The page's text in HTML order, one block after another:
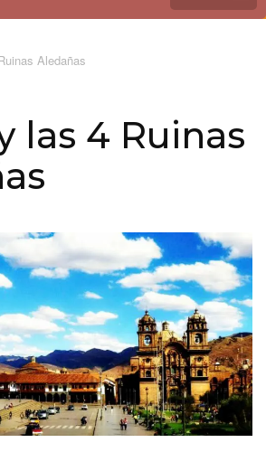
Aledañas
las 4 Ruinas